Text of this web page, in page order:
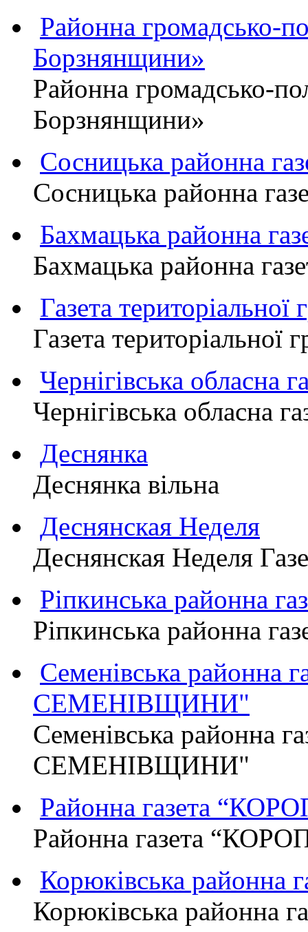
Районна громадсько-
Борзнянщини»
Районна громадсько-
Борзнянщини»
Сосницька районна
Сосницька районна
Бахмацька районна
Бахмацька районна
Газета
Газета
Чернігівська обласна
Чернігівська обласна
Деснянка
Деснянка вільна
Деснянская Неделя
Деснянская Неделя
Ріпкинська районна
Ріпкинська районна
Семенівська районна
СЕМЕНІВЩИНИ"
Семенівська районна
СЕМЕНІВЩИНИ"
Районна газета
Районна газета
Корюківська районна
Корюківська районна